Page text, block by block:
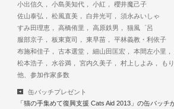
小出信久， 小島美知代， 小紅， 櫻井魔己子
佐山泰弘， 松風直美， 白井光可， 須永みいしゃ
すみ田理恵， 高橋侑里， 高原鉄男， 猫風゜呂
服部京子， 板東寛司， 東早苗， 平林義教・利依子
布施和佳子， 古本選堂， 細山田匡宏， 本間左小里，
松本浩子， 水谷満， 宮内久美子， 村上しよみ， も
他、参加作家多数
缶バッチプレゼント
「猫の手集めて復興支援 Cats Aid 2013」の缶バッ